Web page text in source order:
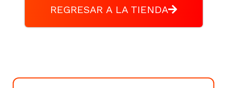
REGRESAR A LA TIENDA